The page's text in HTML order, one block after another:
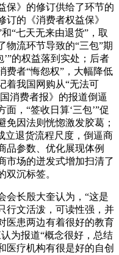
保》的修订供给了环节的
订的《消费者权益保》
“七天无来由退货”，取
流环节导致的“三包”期
的权益落到实处；后者
费者“悔怨权”，大幅降低
着我国网购从“无法可
消费者报》的报道倒逼
，“签收日算‘三包’”促
免因法则恍惚激发胶葛；
立退货流程尺度，倒逼商
参数、优化展现体例
市场的迸发式增加扫清了
双沉标签。
长殷大奎认为，“这是
行文活泼，可读性强，并
医患两边有着很好的教育
为报道“概念很好，总结
医疗机构有很是好的自创